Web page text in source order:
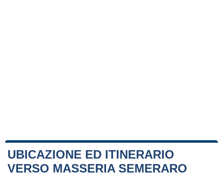
UBICAZIONE ED ITINERARIO
VERSO MASSERIA SEMERARO
Leaflet |Map data ©OpenStreetMapcontributors